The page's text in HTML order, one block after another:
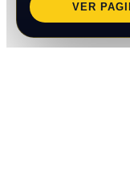
VER